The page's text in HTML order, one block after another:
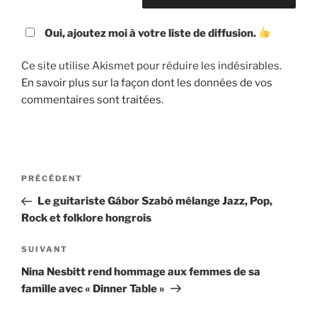
Oui, ajoutez moi à votre liste de diffusion.
Ce site utilise Akismet pour réduire les indésirables.
En savoir plus sur la façon dont les données de vos
commentaires sont traitées.
Navigation
l’article
Article
précédent
PRÉCÉDENT
Le guitariste Gábor Szabó mélange Jazz, Pop,
Rock et folklore hongrois
Article
suivant
SUIVANT
Nina Nesbitt rend hommage aux femmes de sa
famille avec « Dinner Table »